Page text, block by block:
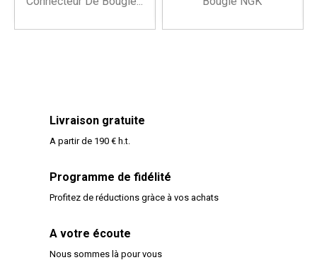
Livraison gratuite
A partir de 190 € h.t.
Programme de fidélité
Profitez de réductions gràce à vos achats
A votre écoute
Nous sommes là pour vous